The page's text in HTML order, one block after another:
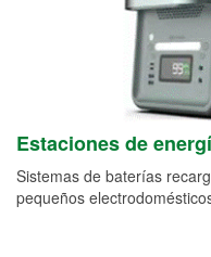
Estaciones de
Sistemas de baterías
pequeños